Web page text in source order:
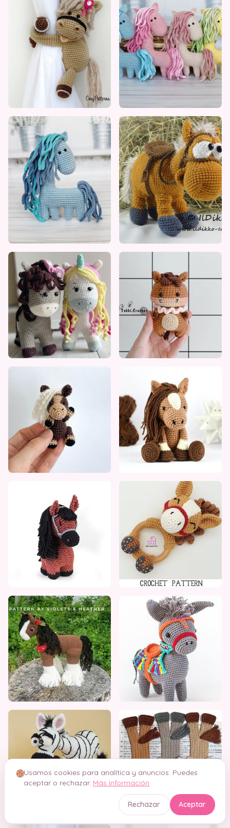
Usamos cookies para analítica y anuncios. Puedes
aceptar o rechazar. Más información
Rechazar Aceptar